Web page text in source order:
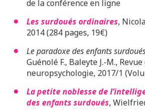
de la conférence en ligne
Les surdoués ordinaires,
2014 (284 pages, 19€)
Le paradoxe des enfants
Guénolé F., Baleyte J.-M., Revue
neuropsychologie, 2017/1
La petite noblesse de
des enfants surdoués,